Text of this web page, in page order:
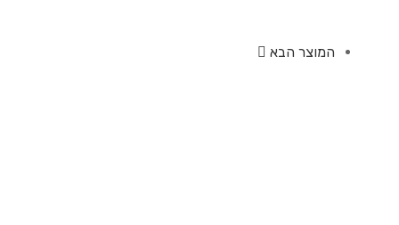
המוצר הבא